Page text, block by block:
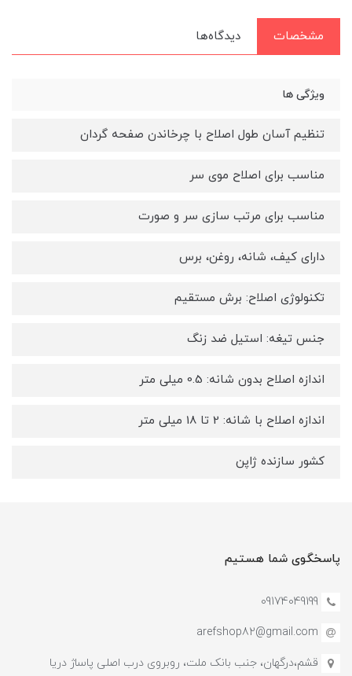
مشخصات دیدگاه‌ها
ویژگی ها
تنظیم آسان طول اصلاح با چرخاندن صفحه گردان
مناسب برای اصلاح موی سر
مناسب برای مرتب سازی سر و صورت
دارای کیف، شانه، روغن، برس
تکنولوژی اصلاح: برش مستقیم
جنس تیغه: استیل ضد زنگ
اندازه اصلاح بدون شانه: 0.5 میلی متر
اندازه اصلاح با شانه: 2 تا 18 میلی متر
کشور سازنده ژاپن
پاسخگوی شما هستیم
09174049199
arefshop82@gmail.com
قشم،درگهان، جنب بانک ملت، روبروی درب اصلی پاساژ دریا